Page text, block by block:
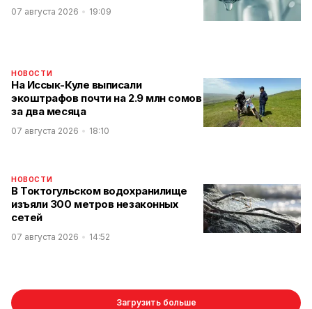
07 августа 2026 19:09
НОВОСТИ
На Иссык-Куле выписали
экоштрафов почти на 2.9 млн сомов
за два месяца
07 августа 2026 18:10
НОВОСТИ
В Токтогульском водохранилище
изъяли 300 метров незаконных
сетей
07 августа 2026 14:52
Загрузить больше